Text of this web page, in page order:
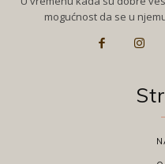
mogućnost da se u